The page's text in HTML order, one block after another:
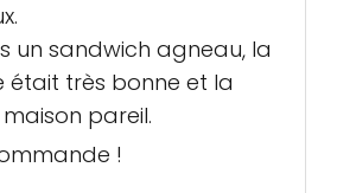
un sandwich agneau, la
était très bonne et la
pareil.
!